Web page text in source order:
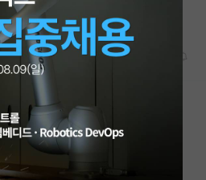
vs ICLR)